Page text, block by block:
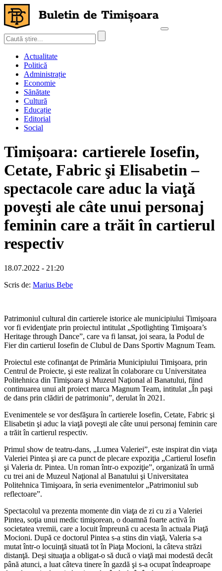
Actualitate
Politică
Administrație
Economie
Sănătate
Cultură
Educație
Editorial
Social
Timișoara: cartierele Iosefin,
Cetate, Fabric şi Elisabetin –
spectacole care aduc la viaţă
poveşti ale câte unui personaj
feminin care a trăit în cartierul
respectiv
18.07.2022 - 21:20
Scris de: Marius Bebe
Patrimoniul cultural din cartierele istorice ale municipiului Timişoara
vor fi evidenţiate prin proiectul intitulat „Spotlighting Timişoara’s
Heritage through Dance”, care va fi lansat, joi seara, la Podul de
Fier din cartierul Iosefin de Clubul de Dans Sportiv Magnum Team.
Proiectul este cofinanţat de Primăria Municipiului Timişoara, prin
Centrul de Proiecte, şi este realizat în colaborare cu Universitatea
Politehnica din Timişoara şi Muzeul Naţional al Banatului, fiind
continuarea unui alt proiect marca Magnum Team, intitulat „În paşi
de dans prin clădiri de patrimoniu”, derulat în 2021.
Evenimentele se vor desfăşura în cartierele Iosefin, Cetate, Fabric şi
Elisabetin şi aduc la viaţă poveşti ale câte unui personaj feminin care
a trăit în cartierul respectiv.
Primul show de teatru-dans, „Lumea Valeriei”, este inspirat din viaţa
Valeriei Pintea şi are ca punct de plecare expoziţia „Cartierul Iosefin
şi Valeria dr. Pintea. Un roman într-o expoziţie”, organizată în urmă
cu trei ani de Muzeul Naţional al Banatului şi Universitatea
Politehnica Timişoara, în seria evenimentelor „Patrimoniul sub
reflectoare”.
Spectacolul va prezenta momente din viaţa de zi cu zi a Valeriei
Pintea, soţia unui medic timişorean, o doamnă foarte activă în
societatea vremii, care a locuit împreună cu acesta în actuala Piaţă
Mocioni. După ce doctorul Pintea s-a stins din viaţă, Valeria s-a
mutat într-o locuinţă situată tot în Piaţa Mocioni, la câteva străzi
distanţă. Deşi situaţia a obligat-o să ducă o viaţă mai modestă decât
până atunci, a luat câteva tinere în gazdă şi s-a ocupat îndeaproape